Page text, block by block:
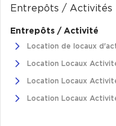
Entrepôts / Activités
Entrepôts / Activité
Location de locaux
Location Locaux
Location Locaux
Location Locaux